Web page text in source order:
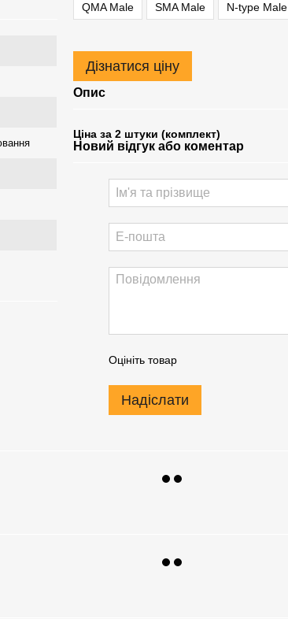
QMA Male SMA Male N-type Male
Дізнатися ціну
Опис
Ціна за 2 штуки (комплект)
Новий відгук або коментар
Оцініть товар
Надіслати